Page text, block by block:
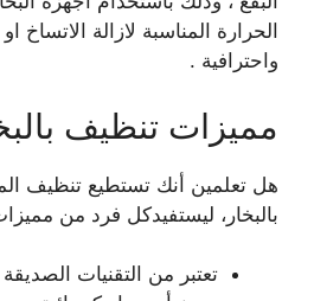
الحرارة المناسبة لازالة الاتساخ
واحترافية .
مميزات تنظيف
هل تعلمين أنك تستطيع تنظيف
بالبخار، ليستفيدكل فرد من
تعتبر من التقنيات